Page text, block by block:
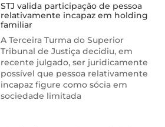
STJ valida participação de pessoa
relativamente incapaz em holding
familiar
A Terceira Turma do Superior
Tribunal de Justiça decidiu, em
recente julgado, ser juridicamente
possível que pessoa relativamente
incapaz figure como sócia em
sociedade limitada